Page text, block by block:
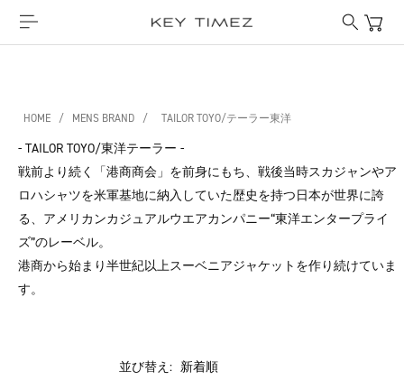
HOME / MENS BRAND / TAILOR TOYO/テーラー東洋
- TAILOR TOYO/東洋テーラー -
戦前より続く「港商商会」を前身にもち、戦後当時スカジャンやア
ロハシャツを米軍基地に納入していた歴史を持つ日本が世界に誇
る、アメリカンカジュアルウエアカンパニー“東洋エンタープライ
ズ”のレーベル。
港商から始まり半世紀以上スーベニアジャケットを作り続けていま
す。
並び替え: